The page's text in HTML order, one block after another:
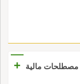
مصطلحات مالية +